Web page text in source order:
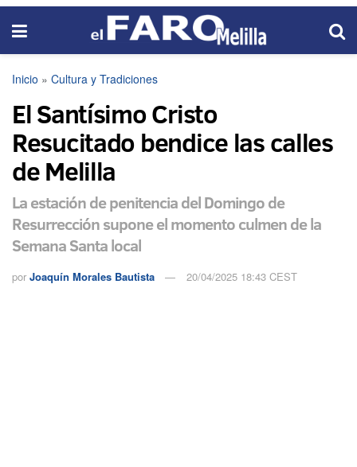
Inicio » Cultura y Tradiciones
El Santísimo Cristo
Resucitado bendice las calles
de Melilla
La estación de penitencia del Domingo de
Resurrección supone el momento culmen de la
Semana Santa local
por Joaquín Morales Bautista 20/04/2025 18:43 CEST